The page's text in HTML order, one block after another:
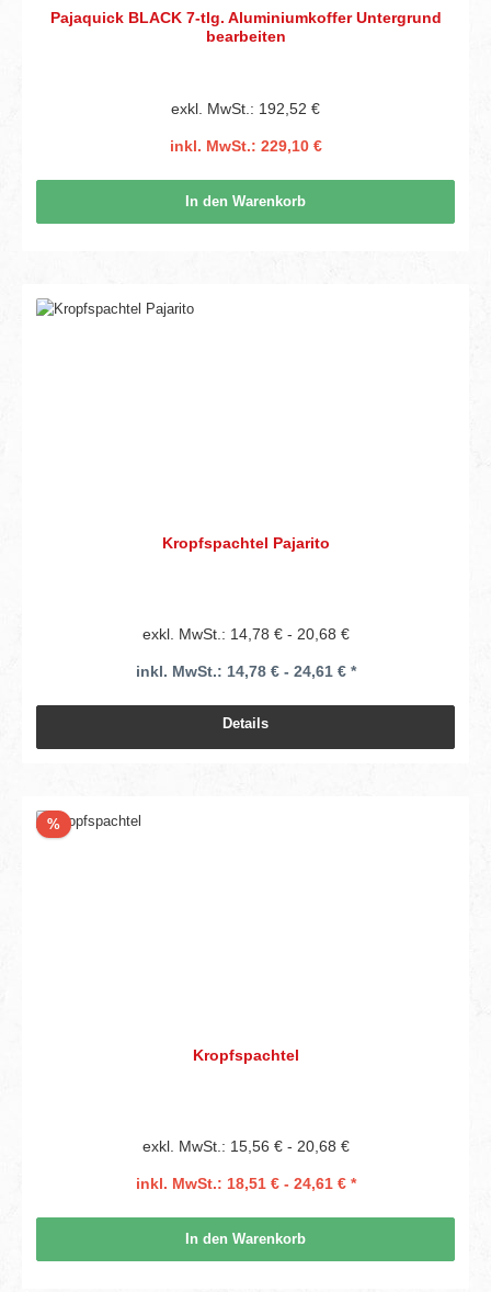
Pajaquick BLACK 7-tlg. Aluminiumkoffer Untergrund
bearbeiten
exkl. MwSt.: 192,52 €
inkl. MwSt.: 229,10 €
In den Warenkorb
Kropfspachtel Pajarito
exkl. MwSt.: 14,78 € - 20,68 €
inkl. MwSt.: 14,78 € - 24,61 € *
Details
%Rabatt
Kropfspachtel
exkl. MwSt.: 15,56 € - 20,68 €
inkl. MwSt.: 18,51 € - 24,61 € *
In den Warenkorb